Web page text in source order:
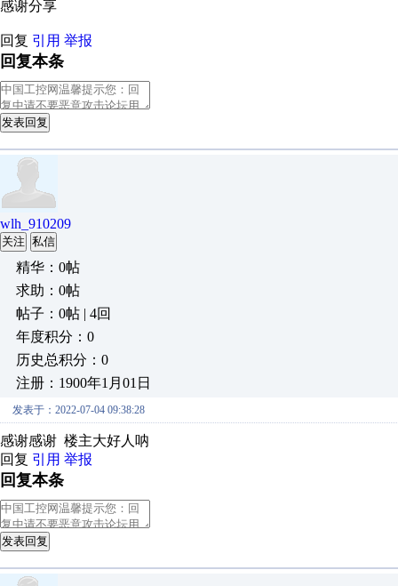
感谢分享
回复 引用 举报
回复本条
发表回复
wlh_910209
关注 私信
精华：0帖
求助：0帖
帖子：0帖 | 4回
年度积分：0
历史总积分：0
注册：1900年1月01日
发表于：2022-07-04 09:38:28
感谢感谢 楼主大好人呐
回复 引用 举报
回复本条
发表回复